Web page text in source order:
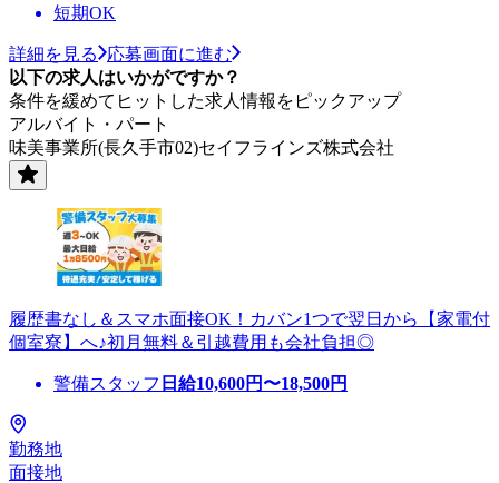
短期OK
詳細を見る
応募画面に進む
以下の求人はいかがですか？
条件を緩めてヒットした求人情報をピックアップ
アルバイト・パート
味美事業所(長久手市02)セイフラインズ株式会社
履歴書なし＆スマホ面接OK！カバン1つで翌日から【家電付
個室寮】へ♪初月無料＆引越費用も会社負担◎
警備スタッフ 日給10,600円〜18,500円
勤務地
面接地